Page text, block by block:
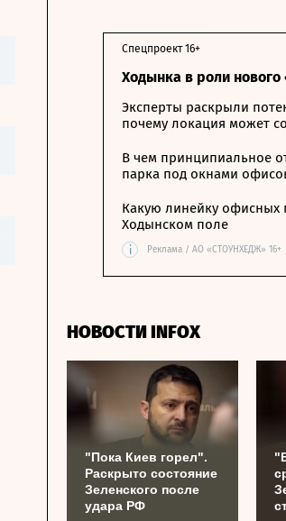
Ходынка в роли нового
Спецпроект 16+
Эксперты раскрыли
почему локация может
В чем принципиальное
парка под окнами
Какую линейку офисных
Ходынском поле
i Реклама / АО «СТОУНХЕДЖ» 16+
НОВОСТИ INFOX
"Пока Киев горел".
Раскрыто состояние
Зеленского после
удара РФ